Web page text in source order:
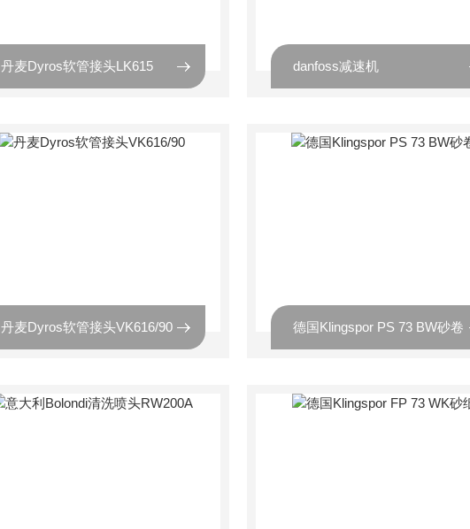
丹麦Dyros软管接头LK615 danfoss减速机
丹麦Dyros软管接头VK616/90 德国Klingspor PS 73 BW砂卷